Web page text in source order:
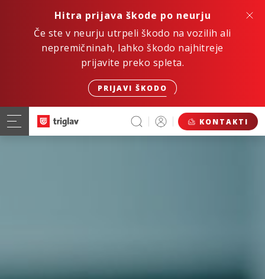
Hitra prijava škode po neurju
Če ste v neurju utrpeli škodo na vozilih ali
nepremičninah, lahko škodo najhitreje
prijavite preko spleta.
PRIJAVI ŠKODO
KONTAKTI